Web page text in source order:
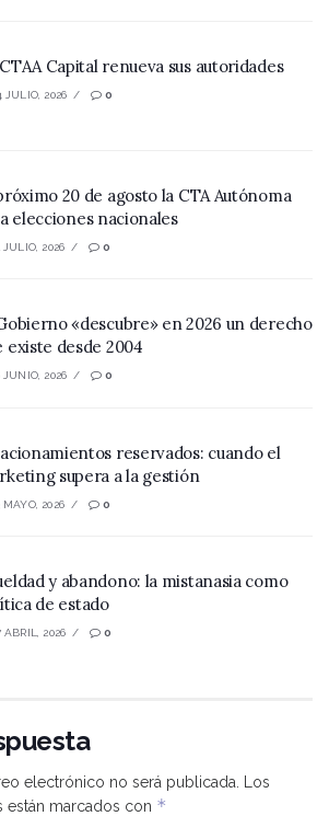
Capital renueva sus autoridades
JULIO, 2026 0
20 de agosto la CTA Autónoma
elecciones nacionales
JULIO, 2026 0
«descubre» en 2026 un derecho
existe desde 2004
JUNIO, 2026 0
reservados: cuando el
supera a la gestión
MAYO, 2026 0
y abandono: la mistanasia como
de estado
ABRIL, 2026 0
electrónico no será publicada. Los
marcados con *